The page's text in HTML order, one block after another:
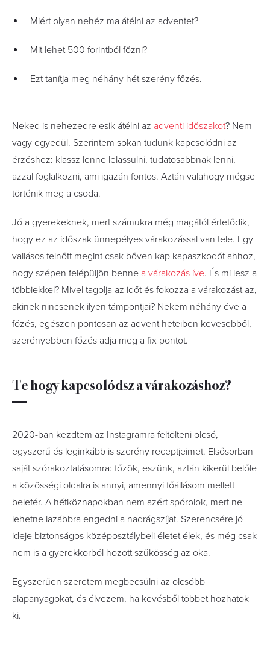
Miért olyan nehéz ma átélni az adventet?
Mit lehet 500 forintból főzni?
Ezt tanítja meg néhány hét szerény főzés.
Neked is nehezedre esik átélni az adventi időszakot? Nem
vagy egyedül. Szerintem sokan tudunk kapcsolódni az
érzéshez: klassz lenne lelassulni, tudatosabbnak lenni,
azzal foglalkozni, ami igazán fontos. Aztán valahogy mégse
történik meg a csoda.
Jó a gyerekeknek, mert számukra még magától értetődik,
hogy ez az időszak ünnepélyes várakozással van tele. Egy
vallásos felnőtt megint csak bőven kap kapaszkodót ahhoz,
hogy szépen felépüljön benne a várakozás íve. És mi lesz a
többiekkel? Mivel tagolja az időt és fokozza a várakozást az,
akinek nincsenek ilyen támpontjai? Nekem néhány éve a
főzés, egészen pontosan az advent heteiben kevesebből,
szerényebben főzés adja meg a fix pontot.
Te hogy kapcsolódsz a várakozáshoz?
2020-ban kezdtem az Instagramra feltölteni olcsó,
egyszerű és leginkább is szerény receptjeimet. Elsősorban
saját szórakoztatásomra: főzök, eszünk, aztán kikerül belőle
a közösségi oldalra is annyi, amennyi főállásom mellett
belefér. A hétköznapokban nem azért spórolok, mert ne
lehetne lazábbra engedni a nadrágszíjat. Szerencsére jó
ideje biztonságos középosztálybeli életet élek, és még csak
nem is a gyerekkorból hozott szűkösség az oka.
Egyszerűen szeretem megbecsülni az olcsóbb
alapanyagokat, és élvezem, ha kevésből többet hozhatok
ki.